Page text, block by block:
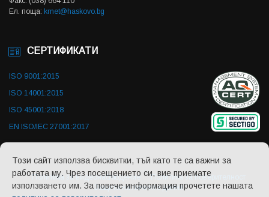
Ел. поща: kmet@haskovo.bg
СЕРТИФИКАТИ
ISO 9001:2015
ISO 14001:2015
ISO 45001:2018
EN ISO/IEC 27001:2017
Политика за видеонаблюдение
Политика за поверителност
Защита на личните данни
Този сайт използва бисквитки, тъй като те са важни за
работата му. Чрез посещението си, вие приемате
използването им. За повече информация прочетете нашата